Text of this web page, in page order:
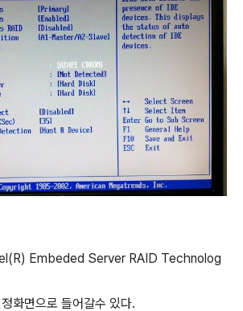
Embeded Server RAID Technolog
화면으로 들어갈수 있다.